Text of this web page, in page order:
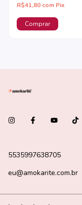
R$41,80 com Pix
5535997638705
eu@amokarite.com.br